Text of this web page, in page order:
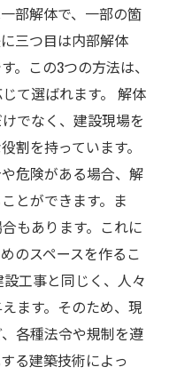
部解体で、一部の箇
三つ目は内部解体
。この3つの方法は、
て選ばれます。 解体
でなく、建設現場を
割を持っています。
危険がある場合、解
とができます。ま
もあります。これに
のスペースを作るこ
工事と同じく、人々
ます。そのため、現
各種法令や規制を遵
る建築技術によっ